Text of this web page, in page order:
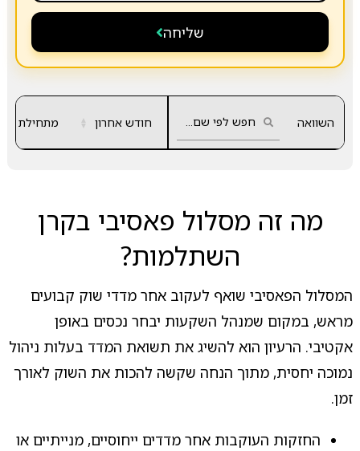
שליחה
השוואה חודש אחרון ▲
▼ מתחילת
מה זה מסלול פאסיבי בקרן
השתלמות?
המסלול הפאסיבי שואף לעקוב אחר מדדי שוק קבועים
מראש, במקום שמנהל השקעות יבחר נכסים באופן
אקטיבי. הרעיון הוא להשיג את תשואת המדד בעלות ניהול
נמוכה יחסית, מתוך הנחה שקשה להכות את השוק לאורך
זמן.
החזקות העוקבות אחר מדדים ייחוסיים, מנייתיים או